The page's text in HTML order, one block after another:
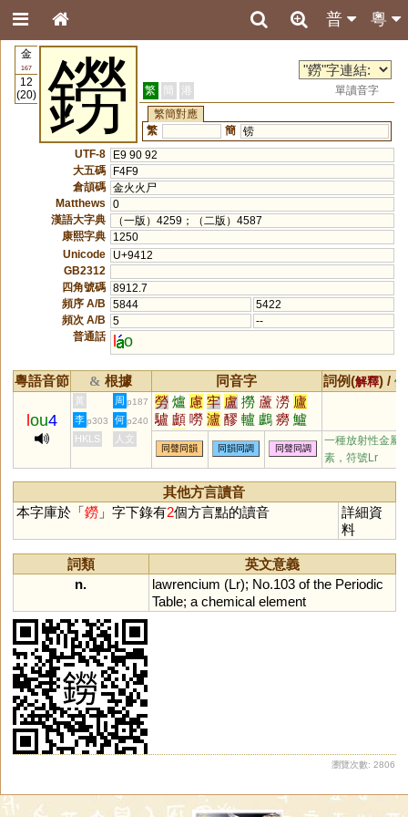
粵
普
金
167
12
(20)
鐒 繁 簡 港
單讀音字
繁簡對應
繁
簡 铹
UTF-8
E9 90 92
大五碼
F4F9
倉頡碼 金火火尸
Matthews
0
漢語大字典
（一版）4259；（二版）4587
康熙字典
1250
Unicode
U+9412
GB2312
四角號碼 8912.7
頻序 A/B
5844
5422
頻次 A/B
5
--
普通話
l o
粵語音節 & 根據 同音字 詞例(解釋) /
lou4
黃 周 p187 勞 爐 慮 牢 盧 撈 蘆 澇 廬
驢 顱 嘮 瀘 醪 轤 鸕 癆 鱸
壚 臚 櫨 嶗 纑 艫 獹 罏 浶
鑪 玈 僗 簩 蟧 謱 籚 蠦 簝
嚧 璷 攎
李 p303 何 p240
HKLS 人文
同聲同韻 同韻同調 同聲同調
一種放射性金屬
素，符號Lr
其他方言讀音
本字庫於「 鐒」字下錄有2個方言點的讀音
詳細資
料
詞類
英文意義
n.
lawrencium (Lr); No.103 of the Periodic
Table; a chemical element
瀏覽次數: 2806